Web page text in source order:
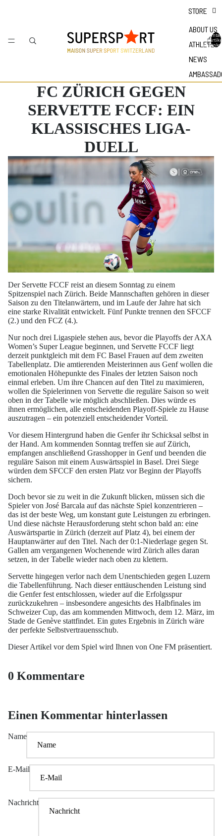
STORE
ABOUT US
ATHLETES
NEWS
der
FC ZÜRICH GEGEN
SERVETTE FCCF: EIN
KLASSISCHES LIGA-
DUELL
Der Servette FCCF reist an diesem Sonntag zu einem
Spitzenspiel nach Zürich. Beide Mannschaften gehören in dieser
Saison zu den Titelanwärtern, und im Laufe der Jahre hat sich
eine starke Rivalität entwickelt. Fünf Punkte trennen den SFCCF
(2.) und den FCZ (4.).
Nur noch drei Ligaspiele stehen aus, bevor die Playoffs der AXA
Women’s Super League beginnen, und Servette FCCF liegt
derzeit punktgleich mit dem FC Basel Frauen auf dem zweiten
Tabellenplatz. Die amtierenden Meisterinnen aus Genf wollen die
emotionalen Höhepunkte des Finales der letzten Saison noch
einmal erleben. Um ihre Chancen auf den Titel zu maximieren,
wollen die Spielerinnen von Servette die reguläre Saison so weit
oben in der Tabelle wie möglich abschließen. Dies würde es
ihnen ermöglichen, alle entscheidenden Playoff-Spiele zu Hause
auszutragen – ein potenziell entscheidender Vorteil.
Vor diesem Hintergrund haben die Genfer ihr Schicksal selbst in
der Hand. Am kommenden Sonntag treffen sie auf Zürich,
empfangen anschließend Grasshopper in Genf und beenden die
reguläre Saison mit einem Auswärtsspiel in Basel. Drei Siege
würden dem SFCCF den ersten Platz vor Beginn der Playoffs
sichern.
Doch bevor sie zu weit in die Zukunft blicken, müssen sich die
Spieler von José Barcala auf das nächste Spiel konzentrieren –
das ist der beste Weg, um konstant gute Leistungen zu erbringen.
Und diese nächste Herausforderung steht schon bald an: eine
Auswärtspartie in Zürich (derzeit auf Platz 4), bei einem der
Hauptanwärter auf den Titel. Nach der 0:1-Niederlage gegen St.
Gallen am vergangenen Wochenende wird Zürich alles daran
setzen, in der Tabelle wieder nach oben zu klettern.
Servette hingegen verlor nach dem Unentschieden gegen Luzern
die Tabellenführung. Nach dieser enttäuschenden Leistung sind
die Genfer fest entschlossen, wieder auf die Erfolgsspur
zurückzukehren – insbesondere angesichts des Halbfinales im
Schweizer Cup, das am kommenden Mittwoch, dem 12. März, im
Stade de Genève stattfindet. Ein gutes Ergebnis in Zürich wäre
der perfekte Selbstvertrauensschub.
Dieser Artikel vor dem Spiel wird Ihnen von One FM präsentiert.
0 Kommentare
Einen Kommentar hinterlassen
Name
E-Mail
Nachricht